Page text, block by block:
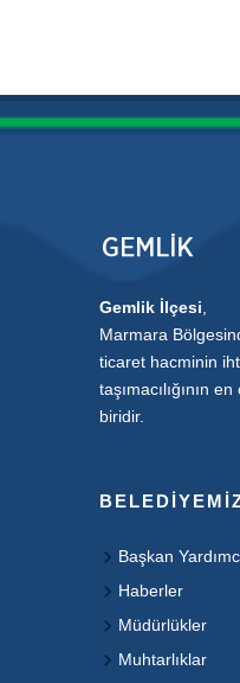
Gemlik İlçesi
Marmara
ticaret hacminin
taşımacılığının
biridir.
Başkan
Haberler
Müdürlükler
Muhtarlıklar